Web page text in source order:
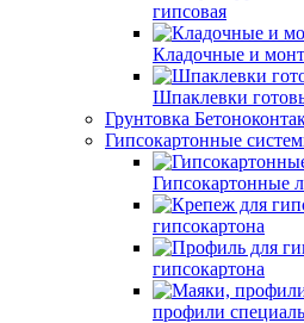
гипсовая
Кладочные и
Шпаклевки
Грунтовка
Гипсокартонные
Гипсокартонные
гипсокартона
гипсокартона
профили